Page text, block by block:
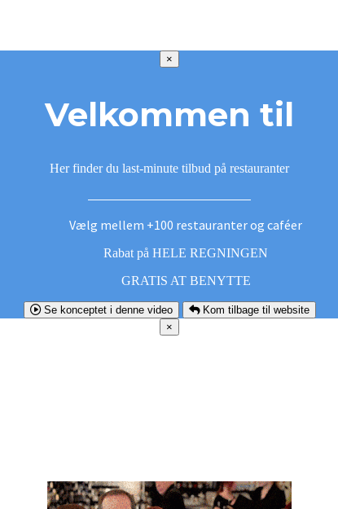
×
Velkommen til
Her finder du last-minute tilbud på restauranter
Vælg mellem +100 restauranter og caféer
Rabat på HELE REGNINGEN
GRATIS AT BENYTTE
Se konceptet i denne video
Kom tilbage til website
×